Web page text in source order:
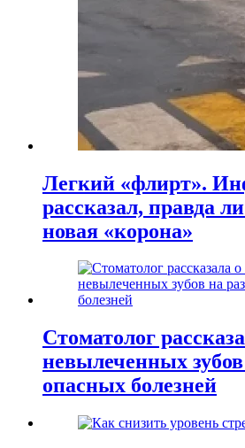
Легкий «флирт».
рассказал, правда
новая «корона»
Стоматолог
невылеченных
опасных болезней